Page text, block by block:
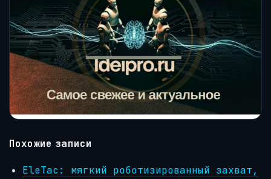
Похожие записи
EleTac: мягкий роботизированный захват,